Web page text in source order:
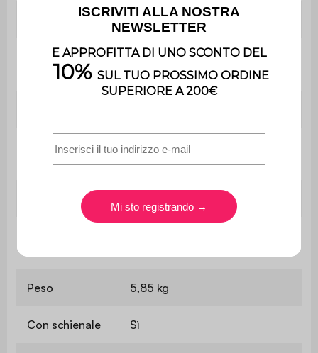
Durezza seduta Equilibrato
Peso massimo
supportato
Utilizzo esclusivamente
domestico
Peso 5,85 kg
Con schienale Sì